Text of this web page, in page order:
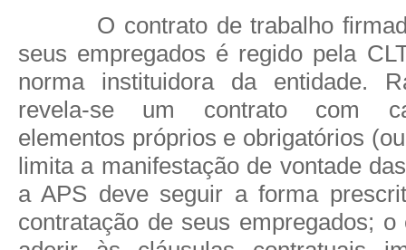
O contrato de trabalho
seus empregados é regido pela
norma instituidora da entidade.
revela-se um contrato com
elementos próprios e obrigatórios
limita a manifestação de vontade
a APS deve seguir a forma
contratação de seus empregados; o